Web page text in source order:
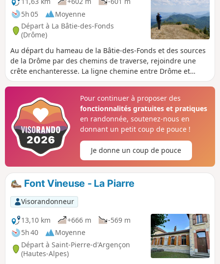
5h 05
Moyenne
Départ à La Bâtie-des-Fonds
(Drôme)
Au départ du hameau de la Bâtie-des-Fonds et des sources
de la Drôme par des chemins de traverse, rejoindre une
crête enchanteresse. La ligne chemine entre Drôme et
Hautes-Alpes, vous offrant un panorama à 360° avec vues
la montagne de Lure.Pour continuer à proposer des
fonctionnalités gratuites et pratiques
en randonnée, soutenez-nous en
donnant un petit coup de pouce !
Je donne un coup de pouce
Font Vineuse - La Piarre
Visorandonneur
13,10 km
+666 m
-569 m
5h 40
Moyenne
Départ à Saint-Pierre-d'Argençon
(Hautes-Alpes)